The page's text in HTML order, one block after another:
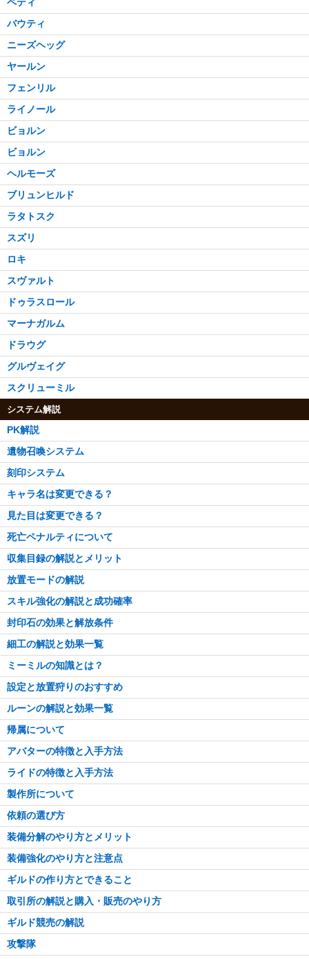
バウティ
ニーズヘッグ
ヤールン
フェンリル
ライノール
ビョルン
ビョルン
ヘルモーズ
ブリュンヒルド
ラタトスク
スズリ
ロキ
スヴァルト
ドゥラスロール
マーナガルム
ドラウグ
グルヴェイグ
スクリューミル
システム解説
PK解説
遺物召喚システム
刻印システム
キャラ名は変更できる？
見た目は変更できる？
死亡ペナルティについて
収集目録の解説とメリット
放置モードの解説
スキル強化の解説と成功確率
封印石の効果と解放条件
細工の解説と効果一覧
ミーミルの知識とは？
設定と放置狩りのおすすめ
ルーンの解説と効果一覧
帰属について
アバターの特徴と入手方法
ライドの特徴と入手方法
製作所について
依頼の選び方
装備分解のやり方とメリット
装備強化のやり方と注意点
ギルドの作り方とできること
取引所の解説と購入・販売のやり方
ギルド競売の解説
攻撃隊